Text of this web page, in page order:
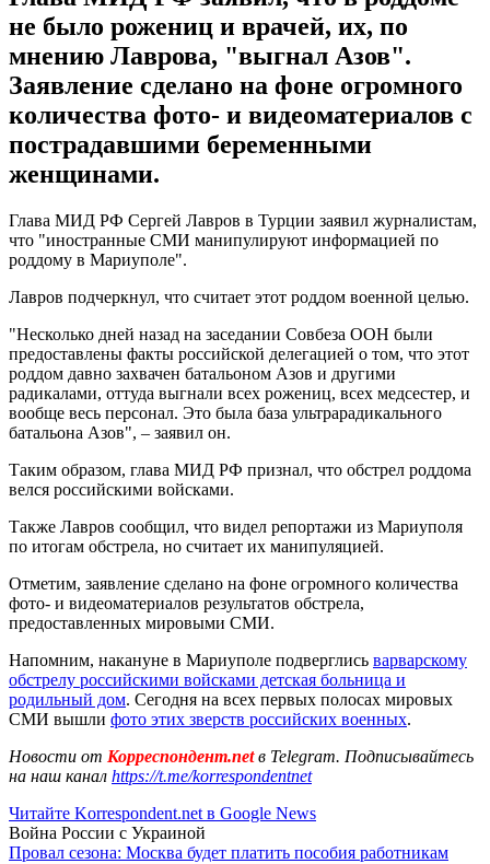
не было рожениц и врачей, их, по
мнению Лаврова, "выгнал Азов".
Заявление сделано на фоне огромного
количества фото- и видеоматериалов с
пострадавшими беременными
женщинами.
Глава МИД РФ Сергей Лавров в Турции заявил журналистам,
что "иностранные СМИ манипулируют информацией по
роддому в Мариуполе".
Лавров подчеркнул, что считает этот роддом военной целью.
"Несколько дней назад на заседании Совбеза ООН были
предоставлены факты российской делегацией о том, что этот
роддом давно захвачен батальоном Азов и другими
радикалами, оттуда выгнали всех рожениц, всех медсестер, и
вообще весь персонал. Это была база ультрарадикального
батальона Азов", – заявил он.
Таким образом, глава МИД РФ признал, что обстрел роддома
велся российскими войсками.
Также Лавров сообщил, что видел репортажи из Мариуполя
по итогам обстрела, но считает их манипуляцией.
Отметим, заявление сделано на фоне огромного количества
фото- и видеоматериалов результатов обстрела,
предоставленных мировыми СМИ.
Напомним, накануне в Мариуполе подверглись варварскому
обстрелу российскими войсками детская больница и
родильный дом. Сегодня на всех первых полосах мировых
СМИ вышли фото этих зверств российских военных.
Новости от Корреспондент.netв Telegram. Подписывайтесь
на наш канал https://t.me/korrespondentnet
Читайте Korrespondent.net в Google News
Война России с Украиной
Провал сезона: Москва будет платить пособия работникам